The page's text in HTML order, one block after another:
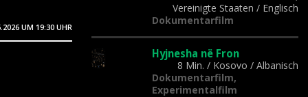
UM 19:30 UHR
Vereinigte Staaten / Englisch
Dokumentarfilm
Hyjnesha në Fron
8 Min. / Kosovo / Albanisch
Dokumentarfilm,
Experimentalfilm